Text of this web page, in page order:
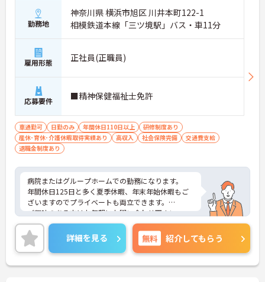
★おすすめPOINT★
＜個別ＯＪＴとチーム連携で着実に成長！＞
・入職後はお一人おひとりの習熟度に合わせた個別
のＯＪＴ研修を実施し、ｅラーニングを用いた学習
の機会も提供されます
・施設内には看護師が24時間常駐しており、急変時
の対応や専門的な医療処置は看護師が担当するため
負担が減ります
しやすく、初任者研修や実務者研修からでも着実に
専門性を高められます
＜残業月7時間以下で身体の負担を軽減！＞
・常勤で働くスタッフの比率が90パーセント以上と
高く、急なシフト変更や無理な長時間勤務が発生し
にくい人員体制です
・訪問スケジュールに沿って施設内でのケアを行う
ため、月平均の残業時間は5時間から7時間程度とか
なり少なめに抑えられます
・夜勤明けの翌日は原則としてお休みとなるシフト
編成が組まれており、しっかりと休息を取りながら
長期的な就業が可能です
＜評価制度でキャリアアップ＞
勤務地
神奈川県 横浜市旭区 川井本町122-1
相模鉄道本線「三ツ境駅」バス・車11分
雇用形態 正社員(正職員)
応募要件 ■精神保健福祉士免許
車通勤可 日勤のみ 年間休日110日以上
研修制度あり
産休･育休･介護休暇取得実績あり
高収入 社会保険完備
交通費支給
退職金制度あり
病院またはグループホームでの勤務になります。
年間休日125日と多く夏季休暇、年末年始休暇もご
ざいますのでプライベートも両立できます。
ご興味のある方はお気軽にお問い合わせ下さい。
詳細を見る 無料 紹介してもらう